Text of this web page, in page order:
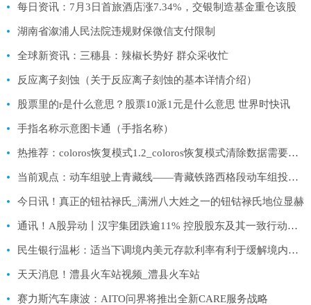
每日资讯：7月3日首旅酒店涨7.34%，交银制造基金重仓该股
湖南省溆浦人民法院违规财保微信支付限制
全球新资讯：三穗县：辣椒长势好 群众采收忙
反应离子刻蚀（关于反应离子刻蚀的基本详情介绍）
股票里的r是什么意思？股票10派1元是什么意思 世界时快讯
手指名称示意图卡通（手指名称）
热推荐：coloros恢复模式1.2_coloros恢复模式清除数据需要密码
当前观点：动车组驶上青藏线——青藏铁路西格段动车组投入运营首日见闻
今日讯！真正的钮祜禄氏_满洲八大姓之一的钮钴禄氏地位显赫
通讯！A股异动丨汉宇集团跌逾11% 控股股东及其一致行动人拟减持不超3%股份
民生银行温彬：适当下调境内美元存款利率有利于缓解境内美元存贷款利率“倒挂”等问题|焦点观察
天天消息！澧县火车站视频_澧县火车站
赛力斯汽车康波：AITO问界将推出全新CARE服务战略